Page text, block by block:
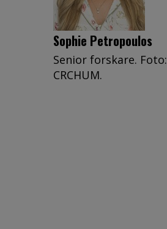
Sophie Petropoulos
Senior forskare. Foto:
CRCHUM.